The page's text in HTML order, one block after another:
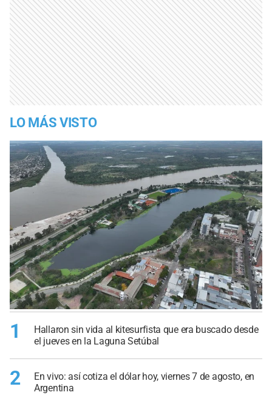
LO MÁS VISTO
1
Hallaron sin vida al kitesurfista que era buscado desde
el jueves en la Laguna Setúbal
2
En vivo: así cotiza el dólar hoy, viernes 7 de agosto, en
Argentina